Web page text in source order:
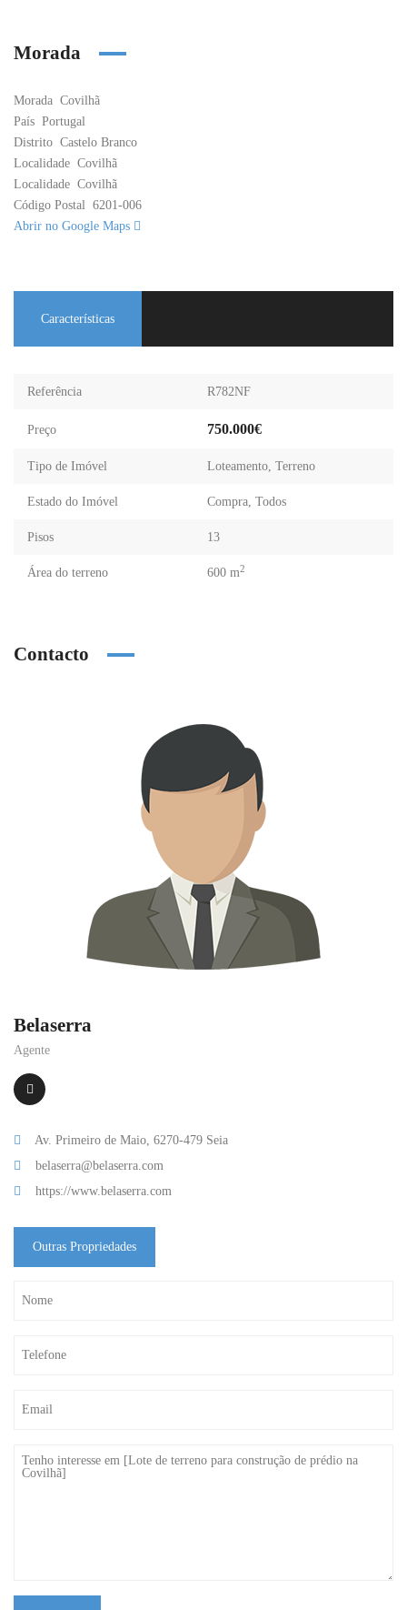
Morada
Morada Covilhã
País Portugal
Distrito Castelo Branco
Localidade Covilhã
Localidade Covilhã
Código Postal 6201-006
Abrir no Google Maps
Características
Referência R782NF
Preço 750.000€
Tipo de Imóvel Loteamento, Terreno
Estado do Imóvel Compra, Todos
Pisos 13
Área do terreno 600 m2
Contacto
Belaserra
Agente
Av. Primeiro de Maio, 6270-479 Seia
belaserra@belaserra.com
https://www.belaserra.com
Outras Propriedades